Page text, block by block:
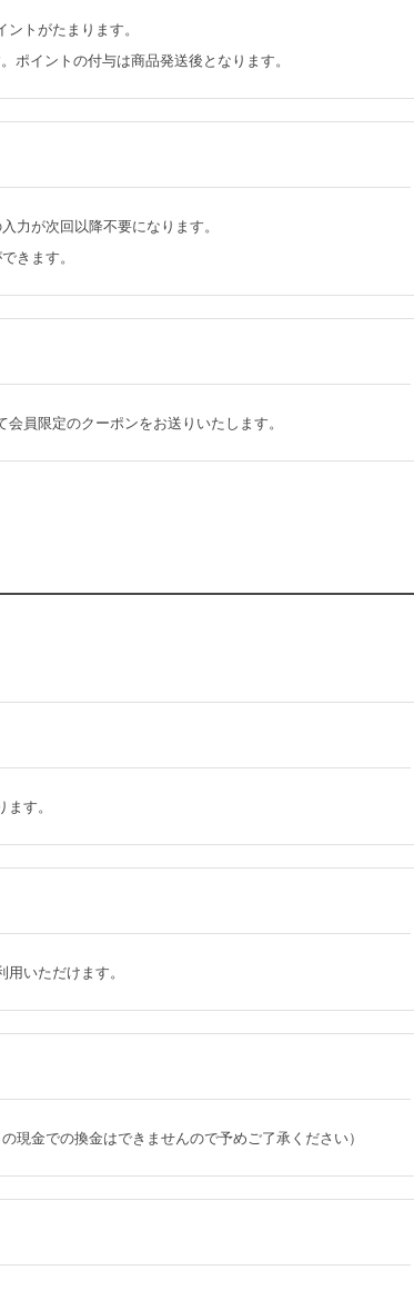
トがたまります。
ポイントの付与は商品発送後となります。
力が次回以降不要になります。
きます。
員限定のクーポンをお送りいたします。
す。
いただけます。
金での換金はできませんので予めご了承ください）